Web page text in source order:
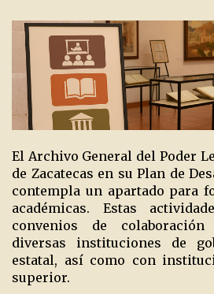
El Archivo General del Poder
de Zacatecas en su Plan de
contempla un apartado para
académicas. Estas
convenios de
diversas instituciones de
estatal, así como con
superior.